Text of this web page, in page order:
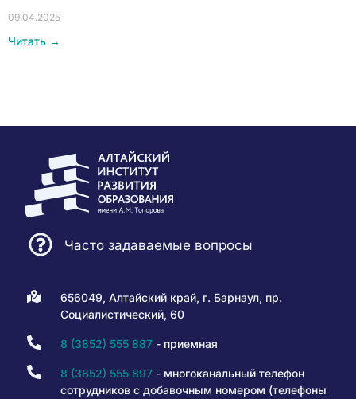
09.04.2025
Читать →
Часто задаваемые вопросы
656049, Алтайский край, г. Барнаул, пр.
Социалистический, 60
8 (3852) 555 887- приемная
8 (3852) 555 897- многоканальный телефон
сотрудников с добавочным номером (телефоны